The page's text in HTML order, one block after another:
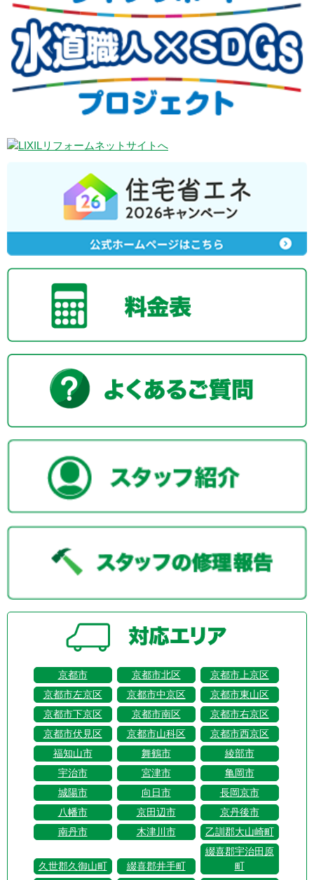
京都市 京都市北区
京都市上京区
京都市左京区
京都市中京区
京都市東山区
京都市下京区
京都市南区
京都市右京区
京都市伏見区
京都市山科区
京都市西京区
福知山市
舞鶴市
綾部市
宇治市
宮津市
亀岡市
城陽市
向日市
長岡京市
八幡市
京田辺市
京丹後市
南丹市
木津川市 乙訓郡大山崎町
久世郡久御山町 綴喜郡井手町
綴喜郡宇治田原
町